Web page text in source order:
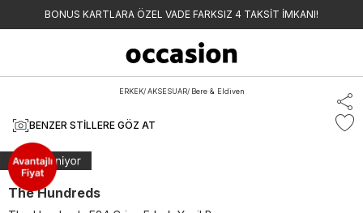
BONUS KARTLARA ÖZEL VADE FARKSIZ 4 TAKSİT İMKANI!
ERKEK/ AKSESUAR/ Bere & Eldiven
BENZER STILLERE GÖZ AT
The Hundreds